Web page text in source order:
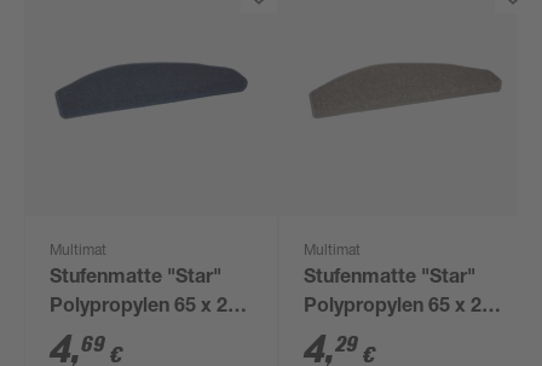
Multimat
Stufenmatte "Star"
Polypropylen 65 x 28
cm blau
4,69 €
Multimat
Stufenmatte "Star"
Polypropylen 65 x 28
cm grau
4,29 €